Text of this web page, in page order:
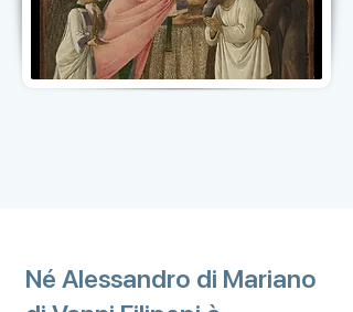
Né Alessandro di Mariano